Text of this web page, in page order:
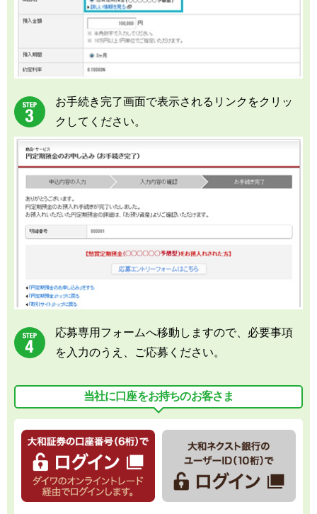
お手続き完了画面で表示されるリンクをクリッ
クしてください。
応募専用フォームへ移動しますので、必要事項
を入力のうえ、ご応募ください。
当社に口座をお持ちのお客さま